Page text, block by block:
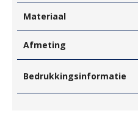
Materiaal
Afmeting
Bedrukkingsinformatie